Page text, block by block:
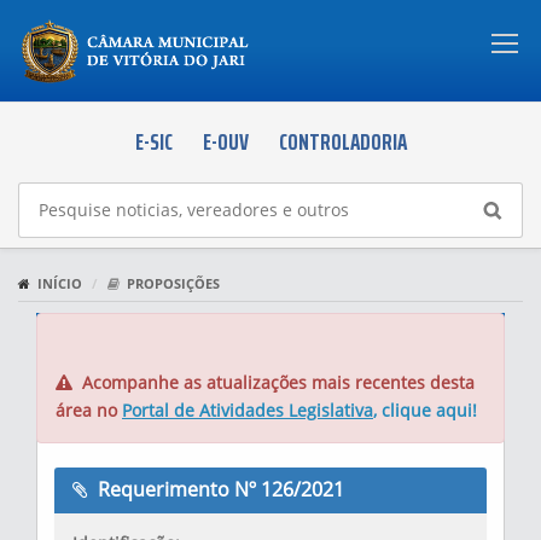
E-SIC E-OUV CONTROLADORIA
INÍCIO PROPOSIÇÕES
Acompanhe as atualizações mais recentes desta
área no Portal de Atividades Legislativa, clique aqui!
Requerimento Nº 126/2021